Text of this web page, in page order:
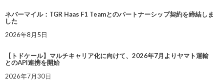
ネバーマイル：TGR Haas F1 Teamとのパートナーシップ契約を締結しま
した
2026年8月5日
【トドケール】マルチキャリア化に向けて、2026年7月よりヤマト運輸
とのAPI連携を開始
2026年7月30日